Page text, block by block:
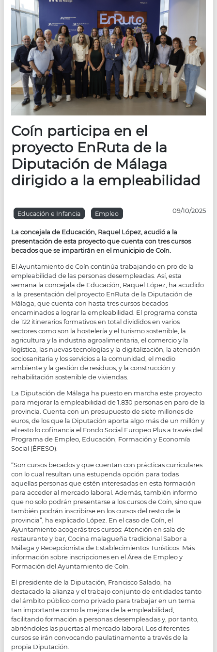
Coín participa en el
proyecto EnRuta de la
Diputación de Málaga
dirigido a la empleabilidad
Educación e Infancia Empleo 09/10/2025
La concejala de Educación, Raquel López, acudió a la
presentación de esta proyecto que cuenta con tres cursos
becados que se impartirán en el municipio de Coín.
El Ayuntamiento de Coín continúa trabajando en pro de la
empleabilidad de las personas desempleadas. Así, esta
semana la concejala de Educación, Raquel López, ha acudido
a la presentación del proyecto EnRuta de la Diputación de
Málaga, que cuenta con hasta tres cursos becados
encaminados a lograr la empleabilidad. El programa consta
de 122 itinerarios formativos en total divididos en varios
sectores como son la hostelería y el turismo sostenible, la
agricultura y la industria agroalimentaria, el comercio y la
logística, las nuevas tecnologías y la digitalización, la atención
sociosanitaria y los servicios a la comunidad, el medio
ambiente y la gestión de residuos, y la construcción y
rehabilitación sostenible de viviendas.
La Diputación de Málaga ha puesto en marcha este proyecto
para mejorar la empleabilidad de 1.830 personas en paro de la
provincia. Cuenta con un presupuesto de siete millones de
euros, de los que la Diputación aporta algo más de un millón y
el resto lo cofinancia el Fondo Social Europeo Plus a través del
Programa de Empleo, Educación, Formación y Economía
Social (ÉFESO).
“Son cursos becados y que cuentan con prácticas curriculares
con lo cual resultan una estupenda opción para todas
aquellas personas que estén interesadas en esta formación
para acceder al mercado laboral. Además, también informo
que no solo podrán presentarse a los cursos de Coín, sino que
también podrán inscribirse en los cursos del resto de la
provincia”, ha explicado López. En el caso de Coín, el
Ayuntamiento acogerás tres cursos: Atención en sala de
restaurante y bar, Cocina malagueña tradicional Sabor a
Málaga y Recepcionista de Establecimientos Turísticos. Más
información sobre inscripciones en el Área de Empleo y
Formación del Ayuntamiento de Coín.
El presidente de la Diputación, Francisco Salado, ha
destacado la alianza y el trabajo conjunto de entidades tanto
del ámbito público como privado para trabajar en un tema
tan importante como la mejora de la empleabilidad,
facilitando formación a personas desempleadas y, por tanto,
abriéndoles las puertas al mercado laboral. Los diferentes
cursos se irán convocando paulatinamente a través de la
propia Diputación.